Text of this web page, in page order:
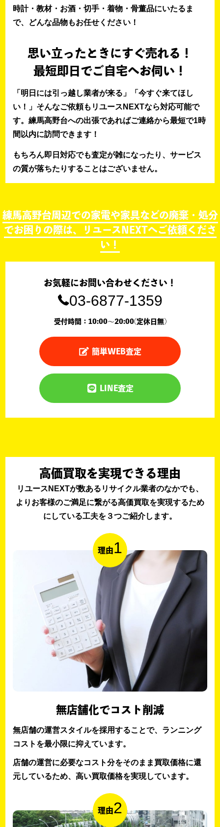
時計・教材・お酒・切手・着物・骨董品にいたるま
で、どんな品物もお任せください！
思い立ったときにすぐ売れる！
最短即日でご自宅へお伺い！
「明日には引っ越し業者が来る」「今すぐ来てほし
い！」そんなご依頼もリユースNEXTなら対応可能で
す。練馬高野台への出張であればご連絡から最短で1時
間以内に訪問できます！
もちろん即日対応でも査定が雑になったり、サービス
の質が落ちたりすることはございません。
練馬高野台周辺での家電や家具などの廃棄・処分
でお困りの際は、リユースNEXTへご依頼くださ
い！
お気軽にお問い合わせください！
03-6877-1359
受付時間：10:00〜20:00(定休日無)
簡単WEB査定
LINE査定
高価買取を実現できる理由
リユースNEXTが数あるリサイクル業者のなかでも、
よりお客様のご満足に繋がる高価買取を実現するため
にしている工夫を３つご紹介します。
理由1
無店舗化でコスト削減
無店舗の運営スタイルを採用することで、ランニング
コストを最小限に抑えています。
店舗の運営に必要なコスト分をそのまま買取価格に還
元しているため、高い買取価格を実現しています。
理由2